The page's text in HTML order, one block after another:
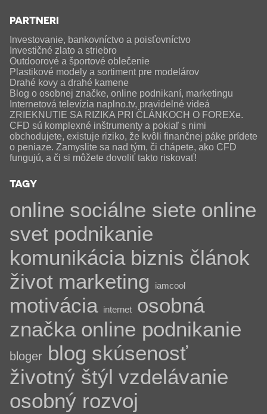
PARTNERI
Investovanie, bankovníctvo a poisťovníctvo
Investičné zlato a striebro
Outdoorové a športové oblečenie
Plastikové modely a sortiment pre modelárov
Drahé kovy a drahé kamene
Blog o osobnej značke, online podnikaní, marketingu
Internetová televízia naplno.tv, pravidelné videá
ZRIEKNUTIE SA RIZIKA PRI ČLÁNKOCH O FOREXe.
CFD sú komplexné inštrumenty a pokiaľ s nimi
obchodujete, existuje riziko, že kvôli finančnej páke prídete
o peniaze. Zamyslite sa nad tým, či chápete, ako CFD
fungujú, a či si môžete dovoliť takto riskovať!
TAGY
online sociálne siete online
svet podnikanie
komunikácia biznis článok
život marketing iamcool
motivácia internet
osobná
značka online podnikanie
bloger blog skúsenosť
životný štýl vzdelávanie
osobný rozvoj